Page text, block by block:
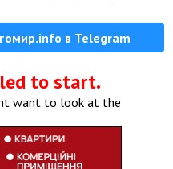
в Telegram
to start.
want to look at the